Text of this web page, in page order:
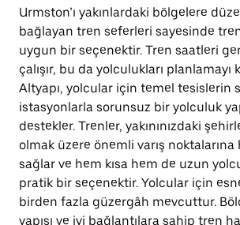
Urmston’ı yakınlardaki bölgelere
bağlayan tren seferleri sayesinde
uygun bir seçenektir. Tren saatleri
çalışır, bu da yolculukları planlamayı
Altyapı, yolcular için temel tesislerin
istasyonlarla sorunsuz bir yolculuk
destekler. Trenler, yakınınızdaki
olmak üzere önemli varış noktalarına
sağlar ve hem kısa hem de uzun
pratik bir seçenektir. Yolcular için
birden fazla güzergâh mevcuttur.
yapısı ve iyi bağlantılara sahip tren